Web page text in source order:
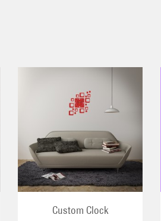
Custom Clock
AJOUTER AU PANIER